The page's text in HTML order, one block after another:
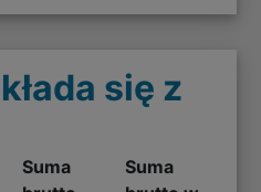
się z
Suma
Suma